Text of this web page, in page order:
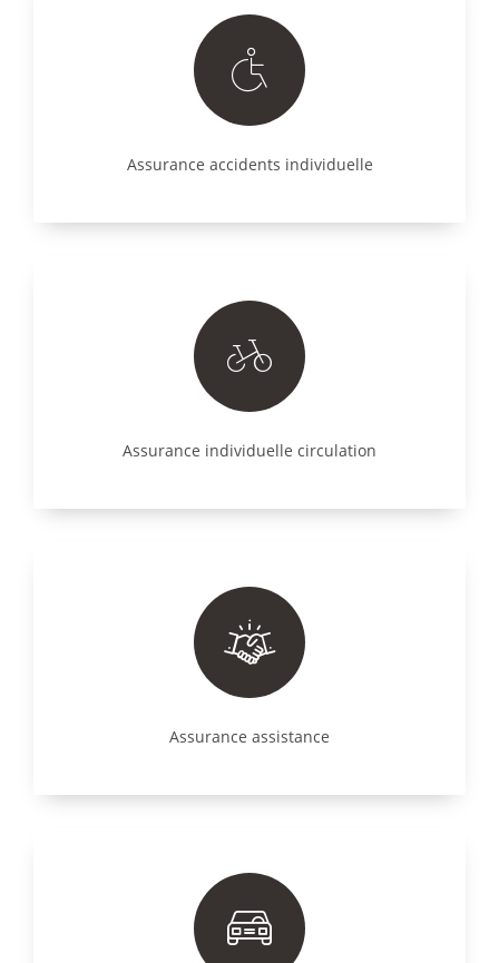
Assurance accidents individuelle
Assurance individuelle circulation
Assurance assistance